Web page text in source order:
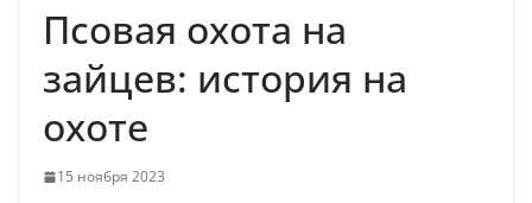
Псовая охота на
зайцев: история на
охоте
15 ноября 2023